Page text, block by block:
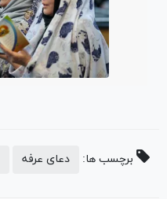
برچسب ها: دعای عرفه